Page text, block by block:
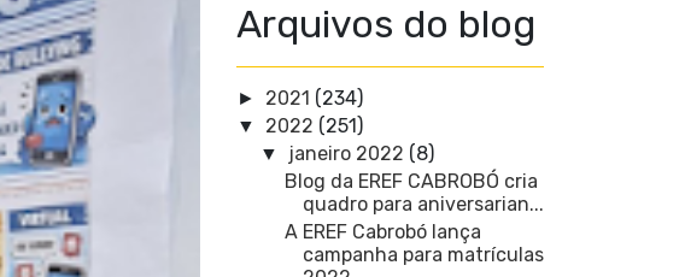
Arquivos do blog
► 2021 (234)
▼ 2022 (251)
▼ janeiro 2022 (8)
Blog da EREF CABROBÓ cria
quadro para aniversarian...
A EREF Cabrobó lança
campanha para matrículas